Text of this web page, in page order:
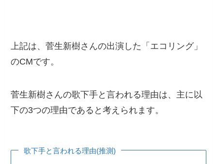
上記は、菅生新樹さんの出演した「エコリング」
のCMです。
菅生新樹さんの歌下手と言われる理由は、主に以
下の3つの理由であると考えられます。
歌下手と言われる理由(推測)